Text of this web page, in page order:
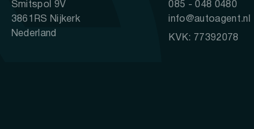
Smitspol 9V
3861RS Nijkerk
Nederland
085 - 048 0480
info@autoagent.nl
KVK: 77392078